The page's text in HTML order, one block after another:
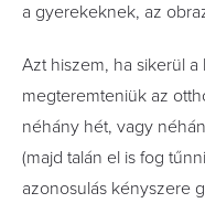
a gyerekeknek, az
Azt hiszem, ha sikerül
megteremteniük az
néhány hét, vagy
(majd talán el is fog
azonosulás kényszere